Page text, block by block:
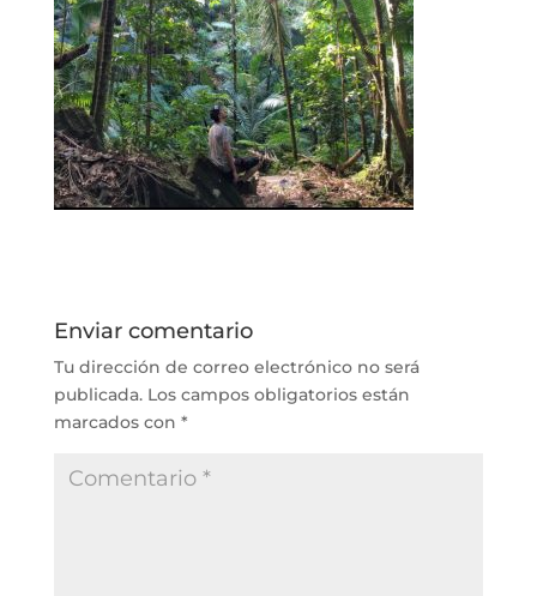
Enviar comentario
Tu dirección de correo electrónico no será
publicada. Los campos obligatorios están
marcados con *